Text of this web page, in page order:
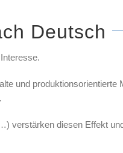
Deutsch
und produktionsorientierte
verstärken diesen Effekt